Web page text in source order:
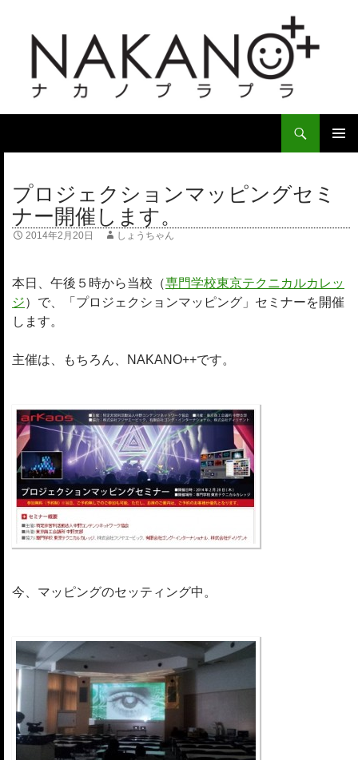
イ
ン
ニ
ュ
ツ
へ
ッ
プ
プロジェクションマッピングセミ
ナー開催します。
2014年2月20日 しょうちゃん
本日、午後５時から当校（専門学校東京テクニカルカレッ
ジ）で、「プロジェクションマッピング」セミナーを開催
します。
主催は、もちろん、NAKANO++です。
今、マッピングのセッティング中。